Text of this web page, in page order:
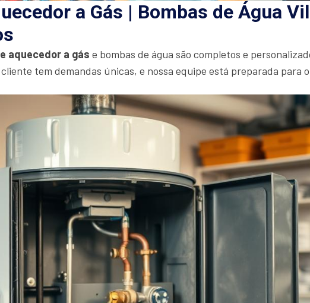
a Gás | Bombas de Água
aquecedor a gás e bombas de água são completos e
tem demandas únicas, e nossa equipe está preparada para